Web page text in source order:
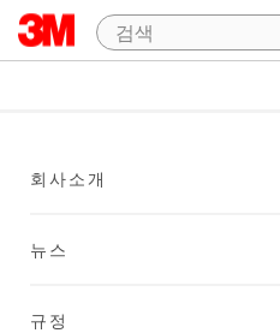
회사소개
뉴스
규정